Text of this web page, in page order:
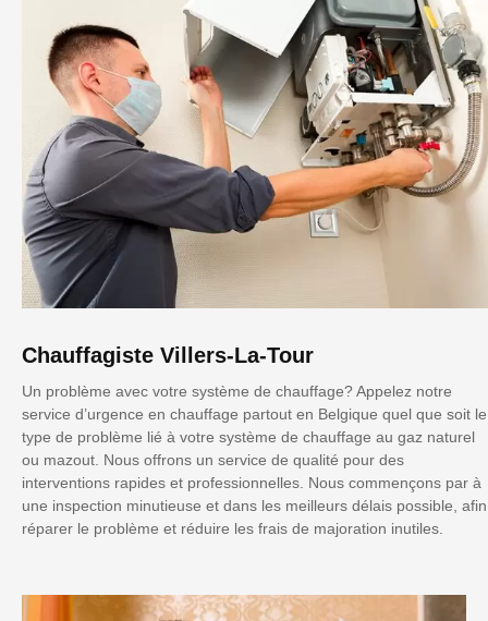
Chauffagiste Villers-La-Tour
Un problème avec votre système de chauffage? Appelez notre
service d’urgence en chauffage partout en Belgique quel que soit le
type de problème lié à votre système de chauffage au gaz naturel
ou mazout. Nous offrons un service de qualité pour des
interventions rapides et professionnelles. Nous commençons par à
une inspection minutieuse et dans les meilleurs délais possible, afin
réparer le problème et réduire les frais de majoration inutiles.